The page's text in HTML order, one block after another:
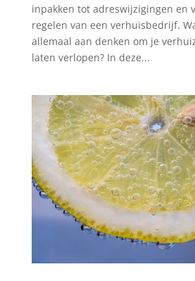
inpakken tot adreswijzigingen en
regelen van een verhuisbedrijf.
allemaal aan denken om je
laten verlopen? In deze...